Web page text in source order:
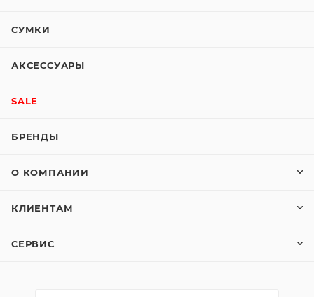
СУМКИ
АКСЕССУАРЫ
SALE
БРЕНДЫ
О КОМПАНИИ
КЛИЕНТАМ
СЕРВИС